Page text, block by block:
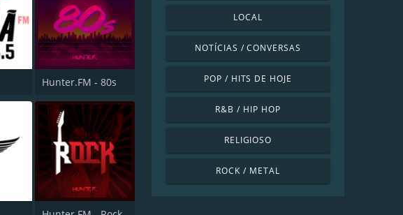
Hunter.FM - 80s
LOCAL
NOTÍCIAS / CONVERSAS
POP / HITS DE HOJE
R&B / HIP HOP
RELIGIOSO
ROCK / METAL